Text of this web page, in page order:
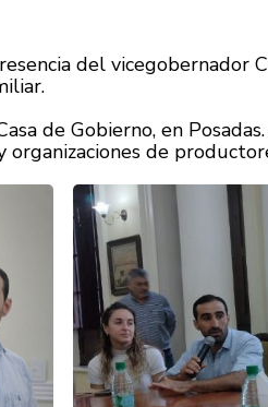
del vicegobernador
de Gobierno, en
de